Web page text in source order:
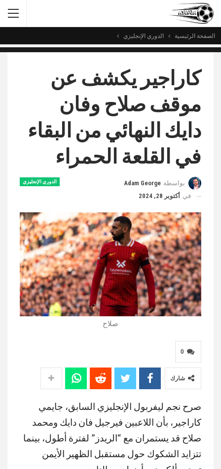
الصفحة الرئيسية الدوري الإنجليزي
كاراجير يكشف عن
موقف صلاح وفان
دايك النهائي من البقاء
في القلعة الحمراء
الدوري الإنجليزي بواسطة Adam George
في أكتوبر 28, 2024
صلاح
0
شارك
صرح نجم ليفربول الإنجليزي السابق، جايمي
كاراجير، بأن اللاعبين فيرجيل فان دايك ومحمد
صلاح قد يستمران مع “الريدز” لفترة أطول، بينما
تتزايد الشكوك حول مستقبل الظهير الأيمن